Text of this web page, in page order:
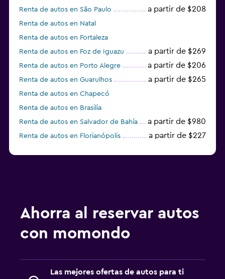
Renta de autos en São Paulo a partir de $208
Renta de autos en Natal
Renta de autos en Fortaleza
Renta de autos en Foz de Iguazu
a partir de $269
Renta de autos en Porto Alegre a partir de $206
Renta de autos en Guarulhos a partir de $265
Renta de autos en Chapecó
Renta de autos en Brasilia
Renta de autos en Salvador de Bahía
a partir de $980
Renta de autos en Florianópolis a partir de $227
Ahorra al reservar autos
con momondo
Las mejores ofertas de autos para ti